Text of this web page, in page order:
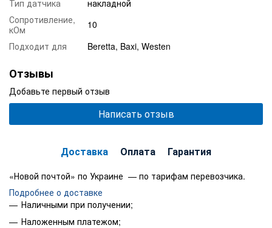
Тип датчика
накладной
Сопротивление,
кОм
10
Подходит для
Beretta, Baxi, Westen
Отзывы
Добавьте первый отзыв
Написать отзыв
Доставка Оплата Гарантия
«Новой почтой» по Украине — по тарифам перевозчика.
Подробнее о доставке
Наличными при получении;
Наложенным платежом;